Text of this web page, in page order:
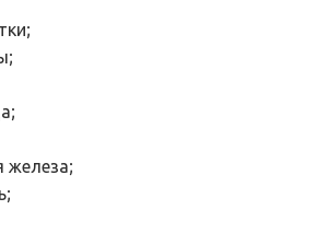
железа;